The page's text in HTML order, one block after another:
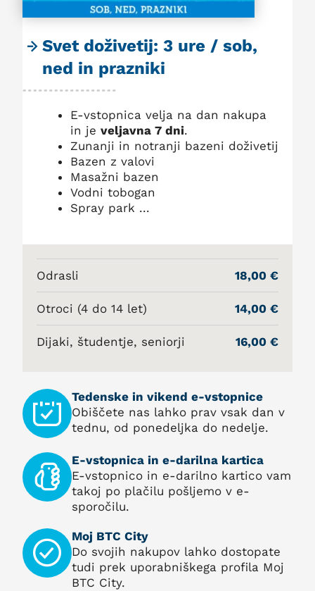
Svet doživetij: 3 ure / sob,
ned in prazniki
E-vstopnica velja na dan nakupa
in je veljavna 7 dni.
Zunanji in notranji bazeni doživetij
Bazen z valovi
Masažni bazen
Vodni tobogan
Spray park ...
Odrasli 18,00 €
Otroci (4 do 14 let) 14,00 €
Dijaki, študentje, seniorji 16,00 €
Tedenske in vikend e-vstopnice
Obiščete nas lahko prav vsak dan v
tednu, od ponedeljka do nedelje.
E-vstopnica in e-darilna kartica
E-vstopnico in e-darilno kartico vam
takoj po plačilu pošljemo v e-
sporočilu.
Moj BTC City
Do svojih nakupov lahko dostopate
tudi prek uporabniškega profila Moj
BTC City.